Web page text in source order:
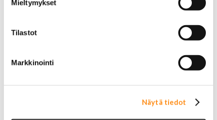
Mieltymykset
Tilastot
Markkinointi
Näytä tiedot
Ovivalokykimet
Vakionopeudensäätimen osat